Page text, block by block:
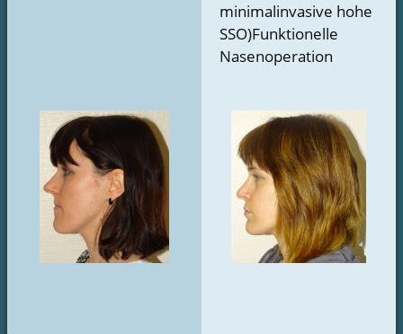
minimalinvasive hohe
SSO)Funktionelle
Nasenoperation